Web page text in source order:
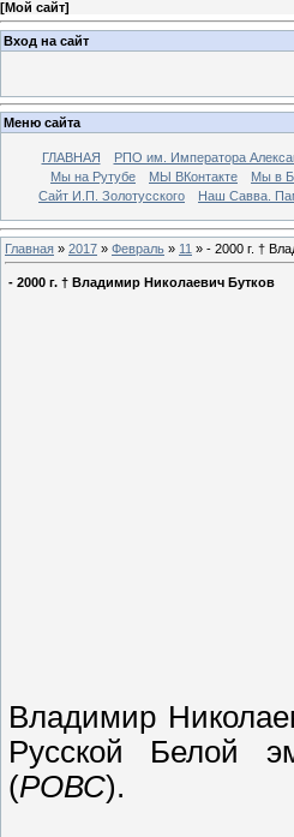
[Мой сайт]
Вход на сайт
Меню сайта
ГЛАВНАЯ РПО им. Императора
Мы на Рутубе
МЫ ВКонтакте Мы в
Сайт И.П. Золотусского
Наш Савва.
Главная » 2017 » Февраль » 11 » - 2000 г. †
- 2000 г. † Владимир Николаевич Бутков
Владимир
Русской Белой
(РОВС).